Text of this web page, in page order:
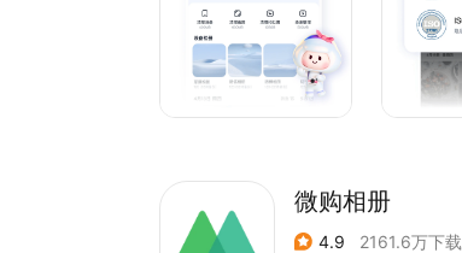
微购相册
4.9 2161.6万下载